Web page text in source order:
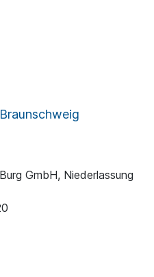
Braunschweig
GmbH, Niederlassung